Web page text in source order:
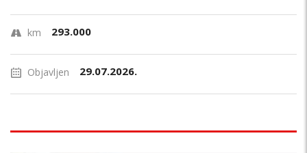
km 293.000
Objavljen 29.07.2026.